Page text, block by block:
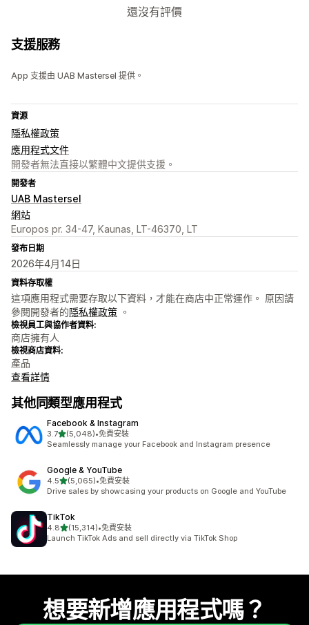
還沒有評價
支援服務
App 支援由 UAB Mastersel 提供。
資源
隱私權政策
應用程式文件
開發者無法直接以繁體中文提供支援。
開發者
UAB Mastersel
網站
Europos pr. 34-47, Kaunas, LT-46370, LT
發布日期
2026年4月14日
資料存取權
這項應用程式需要存取以下資料，才能在商店中正常運作。 原因請
參閱開發者的隱私權政策 。
檢視員工與協作者資料:
商店擁有人
檢視商店資料:
產品
查看詳情
其他同類型應用程式
Facebook & Instagram
3.7滿分 5 顆星
(5,048)
共有 5048 則評價
•免費安裝
Seamlessly manage your Facebook and Instagram presence
Google & YouTube
4.5滿分 5 顆星
(5,065)
共有 5065 則評價
•免費安裝
Drive sales by showcasing your products on Google and YouTube
TikTok
4.8滿分 5 顆星
(15,314)
共有 15314 則評價
•免費安裝
Launch TikTok Ads and sell directly via TikTok Shop
想要新增應用程式嗎？